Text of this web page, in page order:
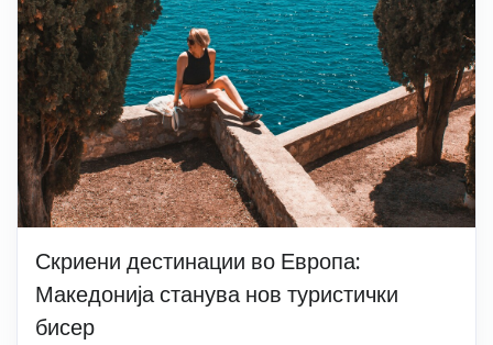
Скриени дестинации во Европа:
Македонија станува нов туристички
бисер